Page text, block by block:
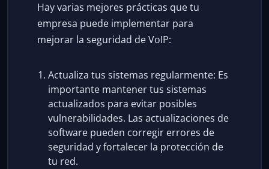
Hay varias mejores prácticas que tu
empresa puede implementar para
mejorar la seguridad de VoIP:
Actualiza tus sistemas regularmente: Es
importante mantener tus sistemas
actualizados para evitar posibles
vulnerabilidades. Las actualizaciones de
software pueden corregir errores de
seguridad y fortalecer la protección de
tu red.